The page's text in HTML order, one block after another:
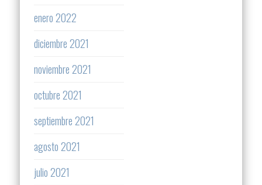
enero 2022
diciembre 2021
noviembre 2021
octubre 2021
septiembre 2021
agosto 2021
julio 2021